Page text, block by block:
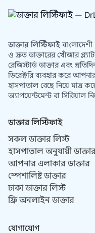
ডাক্তার লিস্টিফাই
ও দ্রুত ডাক্তারের খোঁজার
রেজিস্টার্ড ডাক্তার এবং
ডিরেক্টরি ব্যবহার করে
হাসপাতাল বেছে নিয়ে মাত্র
অ্যাপয়েন্টমেন্ট বা সিরিয়াল
ডাক্তার লিস্টিফাই
সকল ডাক্তার লিস্ট
হাসপাতাল অনুযায়ী
আপনার এলাকার ডাক্তার
স্পেশালিষ্ট ডাক্তার
ঢাকা ডাক্তার লিস্ট
ফ্রি অনলাইন ডাক্তার
যোগাযোগ